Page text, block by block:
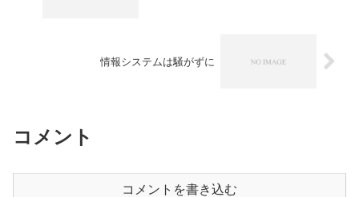
情報システムは騒がずに
コメント
コメントを書き込む